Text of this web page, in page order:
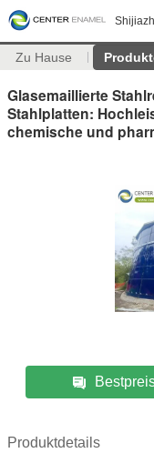
Zu Hause
Glasemaillierte
Stahlplatten:
chemische und
Produktdetails